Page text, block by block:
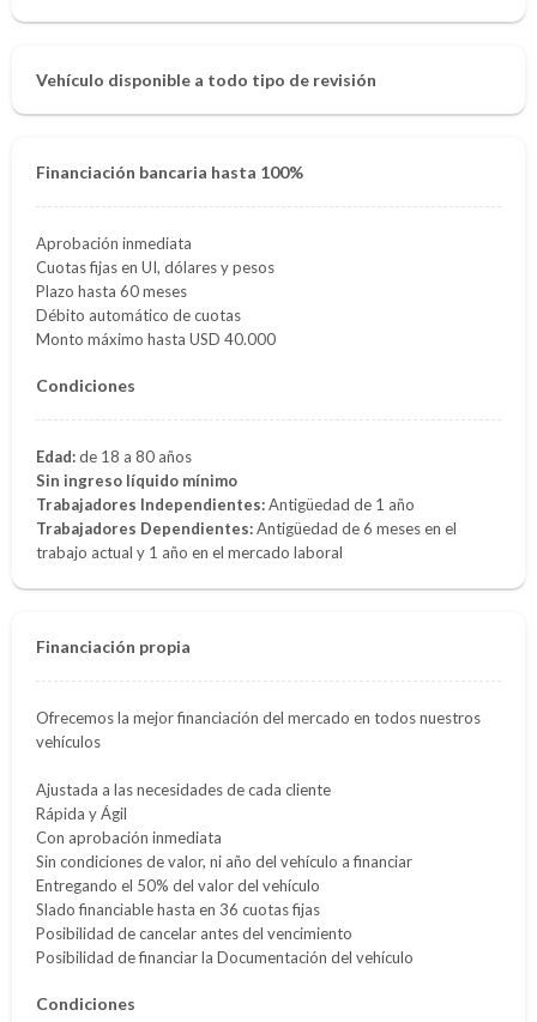
Vehículo disponible a todo tipo de revisión
Financiación bancaria hasta 100%
Aprobación inmediata
Cuotas fijas en UI, dólares y pesos
Plazo hasta 60 meses
Débito automático de cuotas
Monto máximo hasta USD 40.000
Condiciones
Edad:de 18 a 80 años
Sin ingreso líquido mínimo
Trabajadores Independientes:Antigüedad de 1 año
Trabajadores Dependientes:Antigüedad de 6 meses en el
trabajo actual y 1 año en el mercado laboral
Financiación propia
Ofrecemos la mejor financiación del mercado en todos nuestros
vehículos
Ajustada a las necesidades de cada cliente
Rápida y Ágil
Con aprobación inmediata
Sin condiciones de valor, ni año del vehículo a financiar
Entregando el 50% del valor del vehículo
Slado financiable hasta en 36 cuotas fijas
Posibilidad de cancelar antes del vencimiento
Posibilidad de financiar la Documentación del vehículo
Condiciones